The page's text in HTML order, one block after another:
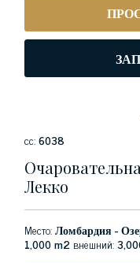
сс:6038
Лекко
Место:Ломбардия -
1,000 m2 внешний: